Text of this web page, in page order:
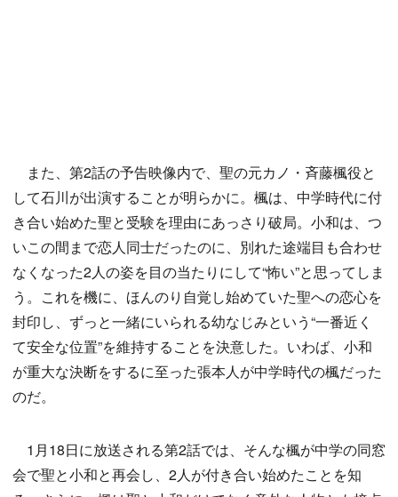
また、第2話の予告映像内で、聖の元カノ・斉藤楓役と
して石川が出演することが明らかに。楓は、中学時代に付
き合い始めた聖と受験を理由にあっさり破局。小和は、つ
いこの間まで恋人同士だったのに、別れた途端目も合わせ
なくなった2人の姿を目の当たりにして“怖い”と思ってしま
う。これを機に、ほんのり自覚し始めていた聖への恋心を
封印し、ずっと一緒にいられる幼なじみという“一番近く
て安全な位置”を維持することを決意した。いわば、小和
が重大な決断をするに至った張本人が中学時代の楓だった
のだ。
1月18日に放送される第2話では、そんな楓が中学の同窓
会で聖と小和と再会し、2人が付き合い始めたことを知